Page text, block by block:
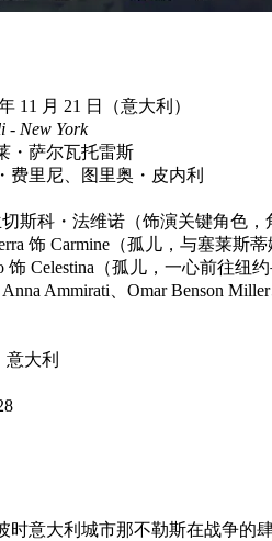
11 月 21 日（意大利）
- New York
・萨尔瓦托雷斯
费里尼、图里奥・皮内利
斯科・法维诺（饰演关键角色，
饰 Carmine（孤儿，与塞莱斯
饰 Celestina（孤儿，一心前往纽
Ammirati、Omar Benson
意大利
时意大利城市那不勒斯在战争